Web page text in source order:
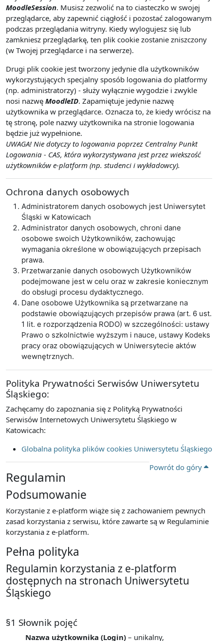
MoodleSession. Musisz zezwolić na to ciasteczko w swojej
przeglądarce, aby zapewnić ciągłość i pozostać zalogowanym
podczas przeglądania witryny. Kiedy wylogujesz się lub
zamkniesz przeglądarkę, ten plik cookie zostanie zniszczony
(w Twojej przeglądarce i na serwerze).
Drugi plik cookie jest tworzony jedynie dla użytkowników
wykorzystujących specjalny sposób logowania do platformy
(np. administratorzy) - służy wyłącznie wygodzie i zwykle
nosi nazwę MoodleID. Zapamiętuje jedynie nazwę
użytkownika w przeglądarce. Oznacza to, że kiedy wrócisz na
tę stronę, pole nazwy użytkownika na stronie logowania
będzie już wypełnione.
UWAGA! Nie dotyczy to logowania poprzez Centralny Punkt
Logowania - CAS, która wykorzystywana jest przez wiekszość
użytkowników e-platform (np. studenci i wykładowcy).
Ochrona danych osobowych
Administratorem danych osobowych jest Uniwersytet
Śląski w Katowicach
Administrator danych osobowych, chroni dane
osobowe swoich Użytkowników, zachowując
wymagania określone w obowiązujących przepisach
prawa.
Przetwarzanie danych osobowych Użytkowników
podejmowane jest w celu oraz w zakresie koniecznym
do obsługi procesu dydaktycznego.
Dane osobowe Użytkownika są przetwarzane na
podstawie obowiązujących przepisów prawa (art. 6 ust.
1 lit. e rozporządzenia RODO) w szczególności: ustawy
Prawo o szkolnictwie wyższym i nauce, ustawy Kodeks
pracy oraz obowiązujących w Uniwersytecie aktów
wewnętrznych.
Polityka Prywatności Serwisów Uniwersytetu
Śląskiego:
Zachęcamy do zapoznania się z Polityką Prywatności
Serwisów Internetowych Uniwersytetu Śląskiego w
Katowicach:
Globalna polityka plików cookies Uniwersytetu Śląskiego
Powrót do góry
Regulamin
Podsumowanie
Korzystanie z e-platform wiąże się z zachowaniem pewnych
zasad korzystania z serwisu, które zawarte są w Regulaminie
korzystania z e-platform.
Pełna polityka
Regulamin korzystania z e-platform
dostępnych na stronach Uniwersytetu
Śląskiego
§1 Słownik pojęć
Nazwa użytkownika (Login) – unikalny,